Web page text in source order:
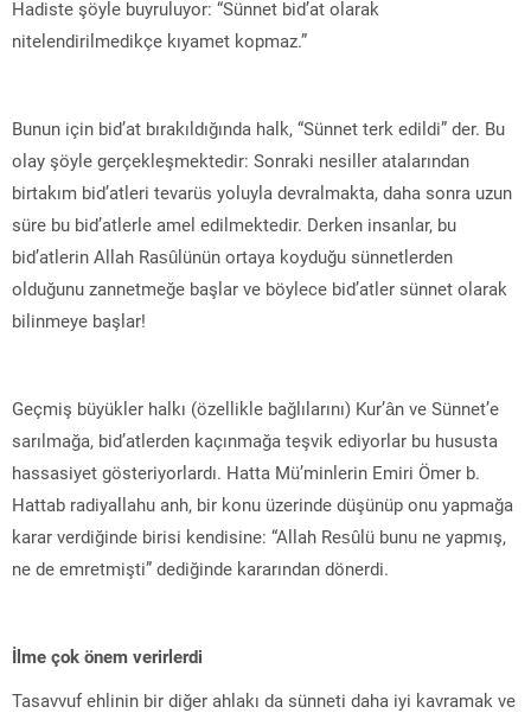
Hadiste şöyle buyruluyor: “Sünnet bid’at olarak
nitelendirilmedikçe kıyamet kopmaz.”
Bunun için bid’at bırakıldığında halk, “Sünnet terk edildi” der. Bu
olay şöyle gerçekleşmektedir: Sonraki nesiller atalarından
birtakım bid’atleri tevarüs yoluyla devralmakta, daha sonra uzun
süre bu bid’atlerle amel edilmektedir. Derken insanlar, bu
bid’atlerin Allah Rasûlünün ortaya koyduğu sünnetlerden
olduğunu zannetmeğe başlar ve böylece bid’atler sünnet olarak
bilinmeye başlar!
Geçmiş büyükler halkı (özellikle bağlılarını) Kur’ân ve Sünnet’e
sarılmağa, bid’atlerden kaçınmağa teşvik ediyorlar bu hususta
hassasiyet gösteriyorlardı. Hatta Mü’minlerin Emiri Ömer b.
Hattab radiyallahu anh, bir konu üzerinde düşünüp onu yapmağa
karar verdiğinde birisi kendisine: “Allah Resûlü bunu ne yapmış,
ne de emretmişti” dediğinde kararından dönerdi.
İlme çok önem verirlerdi
Tasavvuf ehlinin bir diğer ahlakı da sünneti daha iyi kavramak ve